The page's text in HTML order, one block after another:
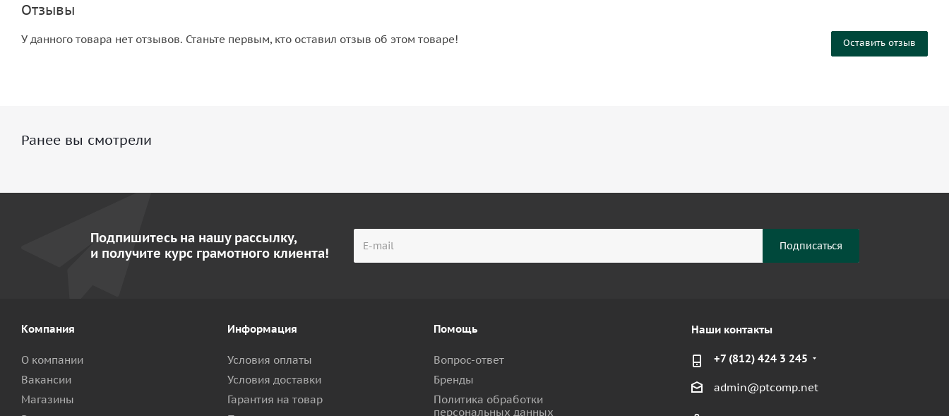
Отзывы
Оставить отзыв
У данного товара нет отзывов. Станьте первым, кто оставил отзыв об этом товаре!
Ранее вы смотрели
Подпишитесь на нашу рассылку,
и получите курс грамотного клиента!
Компания
О компании
Вакансии
Магазины
Информация
Условия оплаты
Условия доставки
Гарантия на товар
Помощь
Вопрос-ответ
Бренды
Политика обработки
персональных данных
Наши контакты
+7 (812) 424 3 245
admin@ptcomp.net